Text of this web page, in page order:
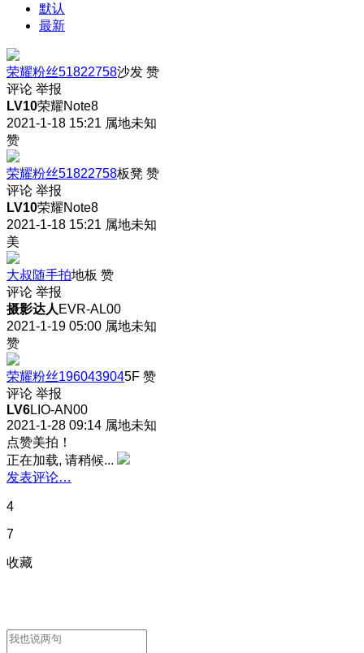
默认
最新
荣耀粉丝51822758沙发 赞
评论 举报
LV10荣耀Note8
2021-1-18 15:21 属地未知
赞
荣耀粉丝51822758板凳 赞
评论 举报
LV10荣耀Note8
2021-1-18 15:21 属地未知
美
大叔随手拍地板 赞
评论 举报
摄影达人 EVR-AL00
2021-1-19 05:00 属地未知
赞
荣耀粉丝1960439045F 赞
评论 举报
LV6LIO-AN00
2021-1-28 09:14 属地未知
点赞美拍！
正在加载, 请稍候...
发表评论…
4
7
收藏